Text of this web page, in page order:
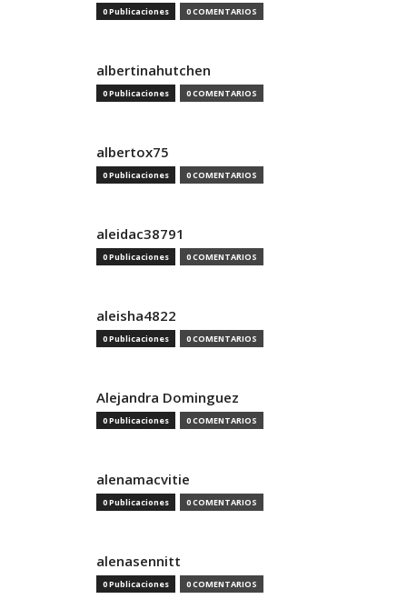
0 Publicaciones 0 COMENTARIOS
albertinahutchen
0 Publicaciones 0 COMENTARIOS
albertox75
0 Publicaciones 0 COMENTARIOS
aleidac38791
0 Publicaciones 0 COMENTARIOS
aleisha4822
0 Publicaciones 0 COMENTARIOS
Alejandra Dominguez
0 Publicaciones 0 COMENTARIOS
alenamacvitie
0 Publicaciones 0 COMENTARIOS
alenasennitt
0 Publicaciones 0 COMENTARIOS